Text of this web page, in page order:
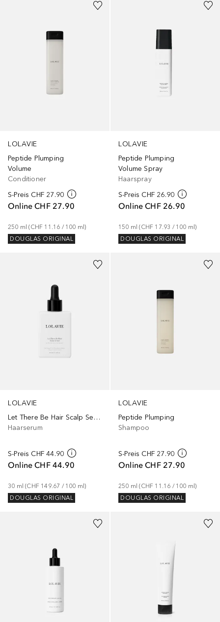
LOLAVIE
Peptide Plumping
Volume
Conditioner
S-Preis CHF 27.90
Online CHF 27.90
250 ml (CHF 11.16 / 100 ml)
DOUGLAS ORIGINAL
LOLAVIE
Peptide Plumping
Volume Spray
Haarspray
S-Preis CHF 26.90
Online CHF 26.90
150 ml (CHF 17.93 / 100 ml)
DOUGLAS ORIGINAL
LOLAVIE
Let There Be Hair Scalp Serum
Haarserum
S-Preis CHF 44.90
Online CHF 44.90
30 ml (CHF 149.67 / 100 ml)
DOUGLAS ORIGINAL
LOLAVIE
Peptide Plumping
Shampoo
S-Preis CHF 27.90
Online CHF 27.90
250 ml (CHF 11.16 / 100 ml)
DOUGLAS ORIGINAL